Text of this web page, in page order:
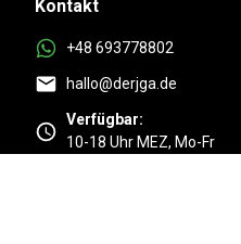
Kontakt
+48 693778802
hallo@derjga.de
Verfügbar:
10-18 Uhr MEZ, Mo-Fr